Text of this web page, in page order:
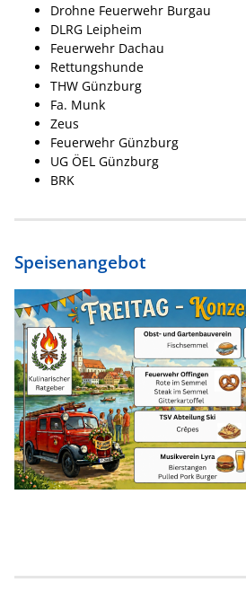
Drohne Feuerwehr Burgau
DLRG Leipheim
Feuerwehr Dachau
Rettungshunde
THW Günzburg
Fa. Munk
Zeus
Feuerwehr Günzburg
UG ÖEL Günzburg
BRK
Speisenangebot